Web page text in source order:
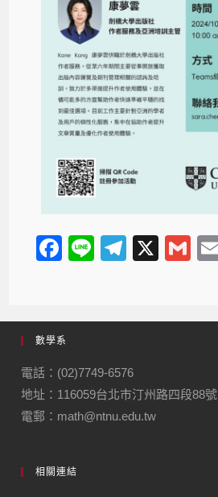
F
e
b
o
o
k
Li
T
gr
m
X
G
數學系
電話：(02)7749-6576
地址：116059台北市汀州路四段88號
電郵：math@ntnu.edu.tw
相關連結